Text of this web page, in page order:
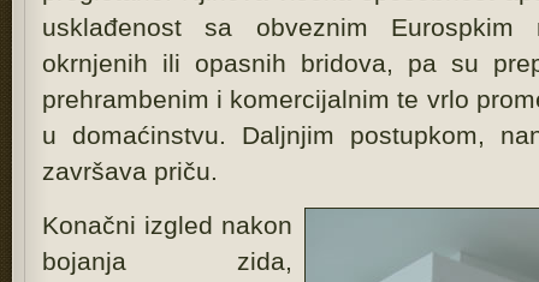
usklađenost sa obveznim Eurospkim
okrnjenih ili opasnih bridova, pa su
prehrambenim i komercijalnim te vrlo
u domaćinstvu. Daljnjim postupkom,
završava priču.
Konačni izgled nakon
bojanja zida,